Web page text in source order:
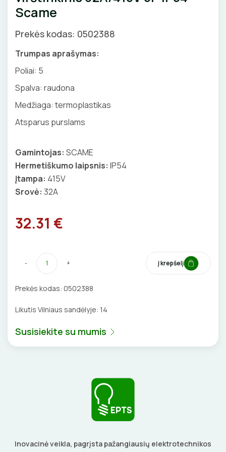
Augalų apšvietimas
Judesio davikliai
Šviestuvų priedai
GNYBTAI
ANTGALIAI
ILGIKLIAI/ KIŠTUKAI
IZOLIACINĖS JUOSTOS
TERMO VAMZDELIAI, PIRŠTINĖS
TVIRTINIMO DETALĖS
BATERIJOS
EL. SKAMBUČIAI
ŽAIBOSAUGA IR ĮŽEMINIMAS
ĮKROVIMO SPRENDIMAI
Įkrovimo stotelės
AUTOMATINIAI JUNGIKLIAI
KONTAKTORIAI
ATSUKTUVAI
REPLĖS
ELEKTRINIS ŠILDYMAS
Scame
Prekės kodas: 0502388
Trumpas aprašymas:
Poliai: 5
Spalva: raudona
Medžiaga: termoplastikas
Atsparus purslams
Gamintojas: SCAME
Hermetiškumo laipsnis: IP54
Įtampa: 415V
Srovė: 32A
32.31 €
- + Į krepšelį
Prekės kodas: 0502388
Likutis Vilniaus sandėlyje: 14
Susisiekite su mumis
Inovacinė veikla, pagrįsta pažangiausių elektrotechnikos